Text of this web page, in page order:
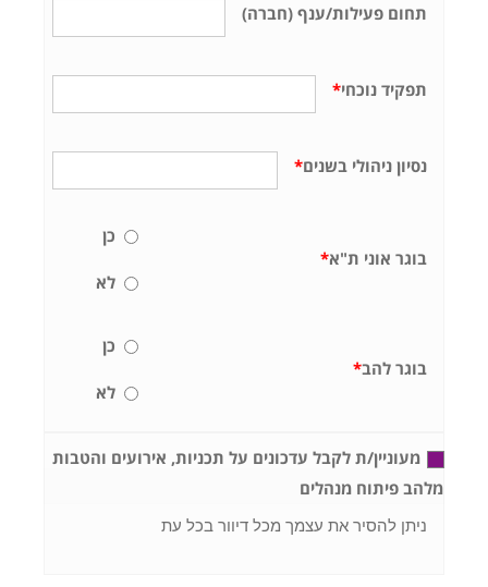
תחום פעילות/ענף (חברה)
*תפקיד נוכחי
*נסיון ניהולי בשנים
*בוגר אוני ת"א
כן
לא
*בוגר להב
כן
לא
מעוניין/ת לקבל עדכונים על תכניות, אירועים והטבות
מלהב פיתוח מנהלים
ניתן להסיר את עצמך מכל דיוור בכל עת